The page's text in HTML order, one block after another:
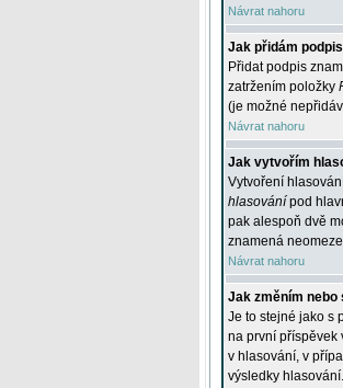
Návrat nahoru
Jak přidám
Přidat podpis
zatržením položky
(je možné
Návrat nahoru
Jak vytvořím
Vytvoření
hlasování pod
pak alespoň dvě
znamená
Návrat nahoru
Jak změním nebo
Je to stejné jako s
na první příspěvek
v hlasování, v
výsledky hlasování.